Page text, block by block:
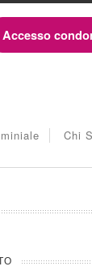
Accesso
Chi